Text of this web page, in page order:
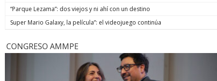
“Parque Lezama”: dos viejos y ni ahí con un destino
Super Mario Galaxy, la película”: el videojuego continúa
CONGRESO AMMPE